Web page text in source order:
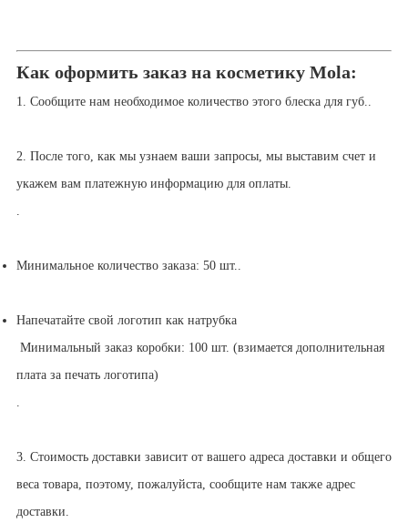
Как оформить заказ на косметику Mola:
1. Сообщите нам необходимое количество этого блеска для губ..
2. После того, как мы узнаем ваши запросы, мы выставим счет и
укажем вам платежную информацию для оплаты.
.
Минимальное количество заказа: 50 шт..
Напечатайте свой логотип как натрубка
Минимальный заказ коробки: 100 шт. (взимается дополнительная
плата за печать логотипа)
.
3. Стоимость доставки зависит от вашего адреса доставки и общего
веса товара, поэтому, пожалуйста, сообщите нам также адрес
доставки.